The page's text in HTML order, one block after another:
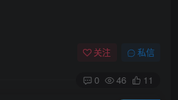
关注 私信
0 46
11